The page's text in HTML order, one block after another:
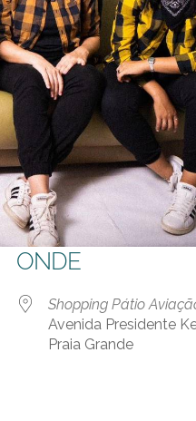
ONDE
Shopping Pátio
Avenida Presidente
Praia Grande